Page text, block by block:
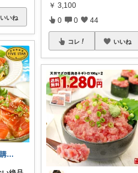
いいね
あまみや🐬|ご購入感謝です👏🏻❤️
￥ 3,100
0 0 44
コレ いいね